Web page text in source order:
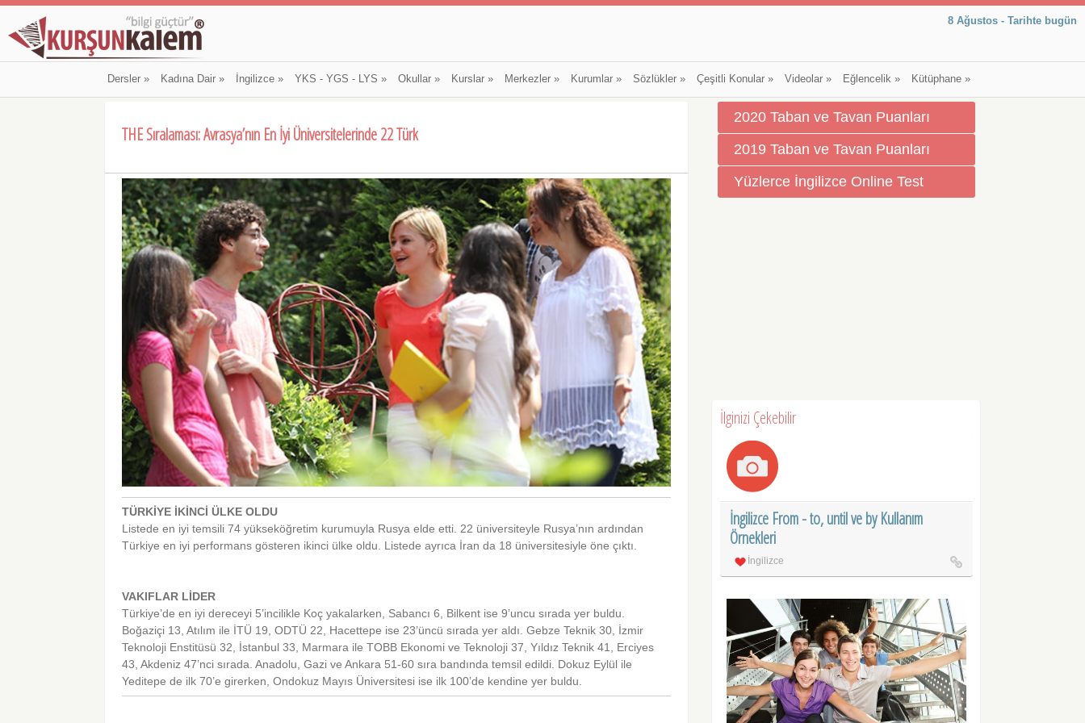
8 Ağustos - Tarihte bugün
Dersler» Kadına Dair» İngilizce» YKS - YGS - LYS » Okullar» Kurslar» Merkezler» Kurumlar» Sözlükler» Çeşitli Konular» Videolar» Eğlencelik» Kütüphane»
THE Sıralaması: Avrasya’nın En İyi Üniversitelerinde 22 Türk
TÜRKİYE İKİNCİ ÜLKE OLDU
Listede en iyi temsili 74 yükseköğretim kurumuyla Rusya elde etti. 22 üniversiteyle Rusya’nın ardından
Türkiye en iyi performans gösteren ikinci ülke oldu. Listede ayrıca İran da 18 üniversitesiyle öne çıktı.
VAKIFLAR LİDER
Türkiye’de en iyi dereceyi 5’incilikle Koç yakalarken, Sabancı 6, Bilkent ise 9’uncu sırada yer buldu.
Boğaziçi 13, Atılım ile İTÜ 19, ODTÜ 22, Hacettepe ise 23’üncü sırada yer aldı. Gebze Teknik 30, İzmir
Teknoloji Enstitüsü 32, İstanbul 33, Marmara ile TOBB Ekonomi ve Teknoloji 37, Yıldız Teknik 41, Erciyes
43, Akdeniz 47’nci sırada. Anadolu, Gazi ve Ankara 51-60 sıra bandında temsil edildi. Dokuz Eylül ile
Yeditepe de ilk 70’e girerken, Ondokuz Mayıs Üniversitesi ise ilk 100’de kendine yer buldu.
2020 Taban ve Tavan Puanları
2019 Taban ve Tavan Puanları
Yüzlerce İngilizce Online Test
İlginizi Çekebilir
İngilizce From - to, until ve by Kullanım
Örnekleri
İngilizce